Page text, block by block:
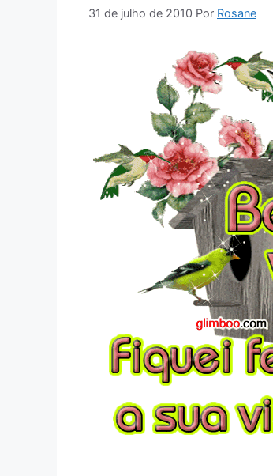
31 de julho de 2010 Por Rosane